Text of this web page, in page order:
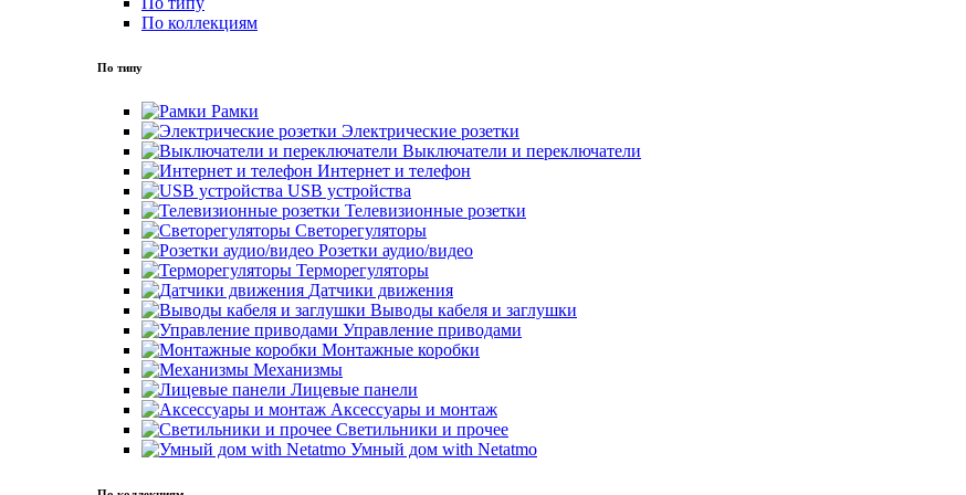
По коллекциям
По типу
Рамки
Электрические розетки
Выключатели и переключатели
Интернет и телефон
USB устройства
Телевизионные розетки
Светорегуляторы
Розетки аудио/видео
Терморегуляторы
Датчики движения
Выводы кабеля и заглушки
Управление приводами
Монтажные коробки
Механизмы
Лицевые панели
Аксессуары и монтаж
Светильники и прочее
Умный дом with Netatmo